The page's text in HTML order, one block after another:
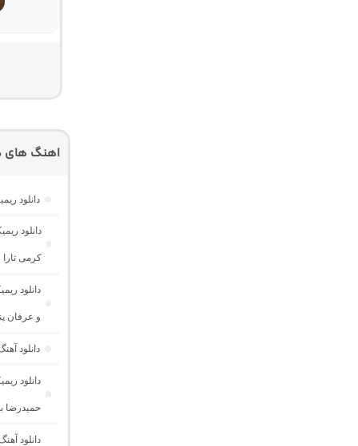
اهنگ های
دانلود
کرمی تارا
دانلود
و عرفان
دانلود
حمیدرضا
دانلود